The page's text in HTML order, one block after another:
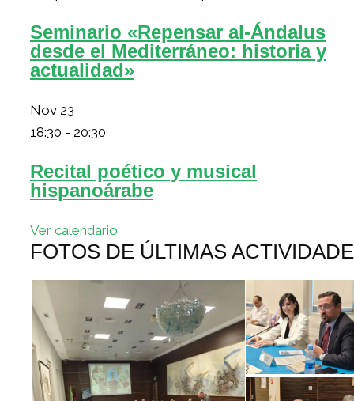
Seminario «Repensar al-Ándalus
desde el Mediterráneo: historia y
actualidad»
Nov 23
18:30 - 20:30
Recital poético y musical
hispanoárabe
Ver calendario
FOTOS DE ÚLTIMAS